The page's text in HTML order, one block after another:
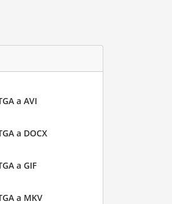
a AVI
a DOCX
a GIF
a MKV